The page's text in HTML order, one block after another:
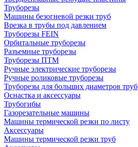
Труборезы
Машины безогневой резки труб
Врезка в трубы под давлением
Труборезы FEIN
Орбитальные труборезы
Разъемные труборезы
Труборезы ПТМ
Ручные электрические труборезы
Ручные роликовые труборезы
Труборезы для больших диаметров труб
Оснастка и аксессуары
Трубогибы
Газорезательные машины
Машины термической резки по листу
Аксессуары
Машины термической резки труб